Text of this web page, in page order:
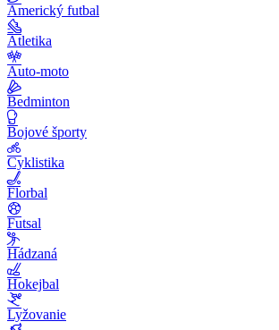
Americký futbal
Atletika
Auto-moto
Bedminton
Bojové športy
Cyklistika
Florbal
Futsal
Hádzaná
Hokejbal
Lyžovanie